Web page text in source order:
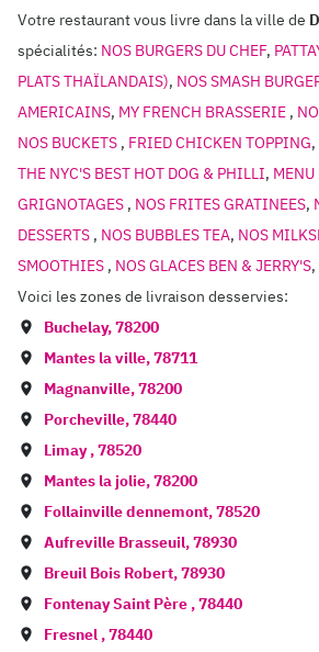
Votre restaurant vous livre dans la ville de
spécialités: NOS BURGERS DU CHEF,
PLATS THAÏLANDAIS), NOS SMASH
AMERICAINS, MY FRENCH BRASSERIE ,
NOS BUCKETS , FRIED CHICKEN TOPPING,
THE NYC'S BEST HOT DOG & PHILLI,
GRIGNOTAGES , NOS FRITES GRATINEES,
DESSERTS , NOS BUBBLES TEA, NOS
SMOOTHIES , NOS GLACES BEN & JERRY'S,
Voici les zones de livraison desservies:
Buchelay,78200
Mantes la ville,78711
Magnanville,78200
Porcheville,78440
Limay,78520
Mantes la jolie,78200
Follainville dennemont,78520
Aufreville Brasseuil,78930
Breuil Bois Robert,78930
Fontenay Saint Père ,78440
Fresnel ,78440